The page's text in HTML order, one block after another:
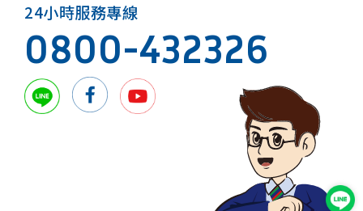
24小時服務專線
0800-432326